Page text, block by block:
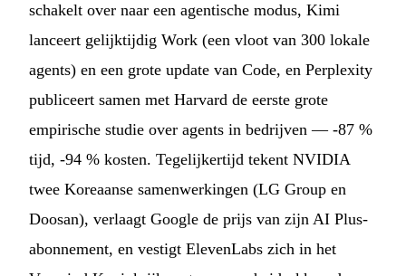
schakelt over naar een agentische modus, Kimi
lanceert gelijktijdig Work (een vloot van 300 lokale
agents) en een grote update van Code, en Perplexity
publiceert samen met Harvard de eerste grote
empirische studie over agents in bedrijven — -87 %
tijd, -94 % kosten. Tegelijkertijd tekent NVIDIA
twee Koreaanse samenwerkingen (LG Group en
Doosan), verlaagt Google de prijs van zijn AI Plus-
abonnement, en vestigt ElevenLabs zich in het